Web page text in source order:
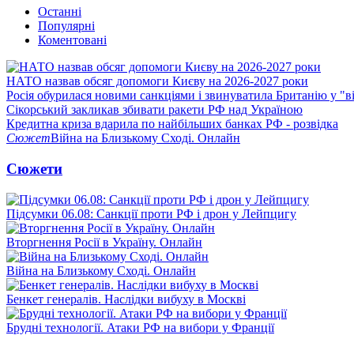
Останні
Популярні
Коментовані
НАТО назвав обсяг допомоги Києву на 2026-2027 роки
Росія обурилася новими санкціями і звинуватила Британію у
Сікорський закликав збивати ракети РФ над Україною
Кредитна криза вдарила по найбільших банках РФ - розвідка
СюжетВійна на Близькому Сході. Онлайн
Сюжети
Підсумки 06.08: Санкції проти РФ і дрон у Лейпцигу
Вторгнення Росії в Україну. Онлайн
Війна на Близькому Сході. Онлайн
Бенкет генералів. Наслідки вибуху в Москві
Брудні технології. Атаки РФ на вибори у Франції